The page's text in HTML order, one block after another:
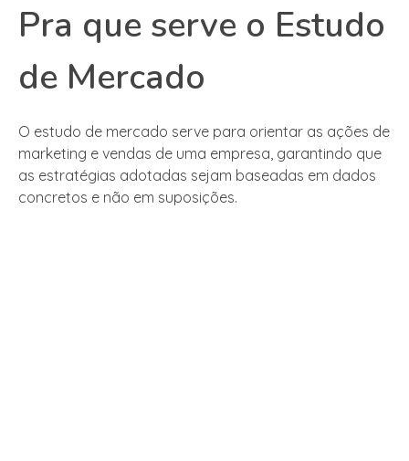
Pra que serve o Estudo
de Mercado
O estudo de mercado serve para orientar as ações de
marketing e vendas de uma empresa, garantindo que
as estratégias adotadas sejam baseadas em dados
concretos e não em suposições.